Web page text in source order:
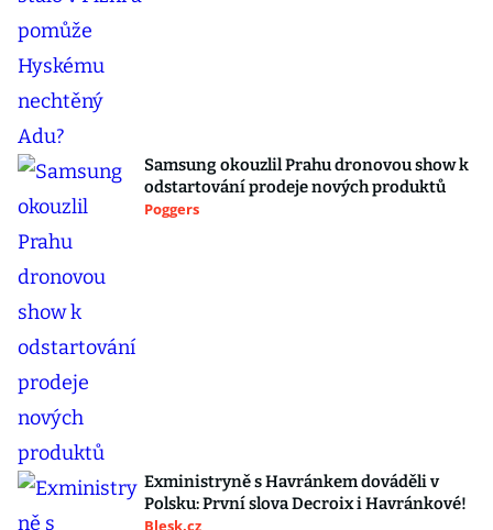
Samsung okouzlil Prahu dronovou show k
odstartování prodeje nových produktů
Poggers
Exministryně s Havránkem dováděli v
Polsku: První slova Decroix i Havránkové!
Blesk.cz